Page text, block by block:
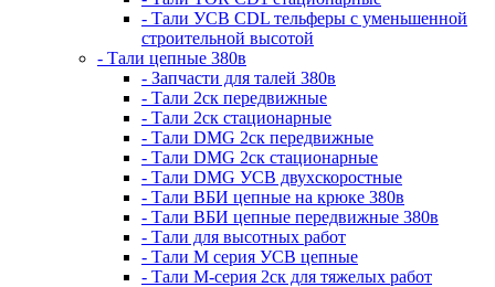
- Тали УСВ CDL тельферы с уменьшенной
строительной высотой
- Тали цепные 380в
- Запчасти для талей 380в
- Тали 2ск передвижные
- Тали 2ск стационарные
- Тали DMG 2ск передвижные
- Тали DMG 2ск стационарные
- Тали DMG УСВ двухскоростные
- Тали ВБИ цепные на крюке 380в
- Тали ВБИ цепные передвижные 380в
- Тали для высотных работ
- Тали М серия УСВ цепные
- Тали М-серия 2ск для тяжелых работ